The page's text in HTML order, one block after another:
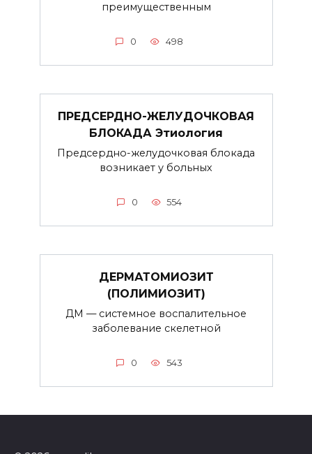
преимущественным
0 498
ПРЕДСЕРДНО-ЖЕЛУДОЧКОВАЯ
БЛОКАДА Этиология
Предсердно-желудочковая блокада
возникает у больных
0 554
ДЕРМАТОМИОЗИТ
(ПОЛИМИОЗИТ)
ДМ — системное воспалительное
заболевание скелетной
0 543